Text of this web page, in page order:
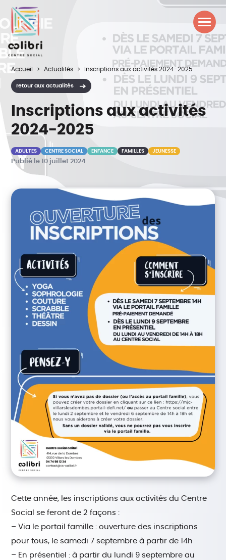
Accueil Actualités Inscriptions aux activités 2024-2025
retour aux actualités
Inscriptions aux activités
2024-2025
ADULTES CENTRE SOCIAL ENFANCE FAMILLES JEUNESSE
Publié le 10 juillet 2024
Cette année, les inscriptions aux activités du Centre
Social se feront de 2 façons :
– Via le portail famille : ouverture des inscriptions
pour tous, le samedi 7 septembre à partir de 14h
– En présentiel : à partir du lundi 9 septembre au